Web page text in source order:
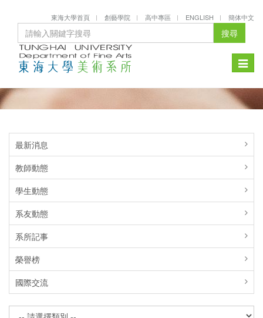
東海大學首頁 創藝學院 高中專區 ENGLISH 簡体中文
搜尋
Toggle
最新消息
教師動態
學生動態
系友動態
系所記事
榮譽榜
國際交流